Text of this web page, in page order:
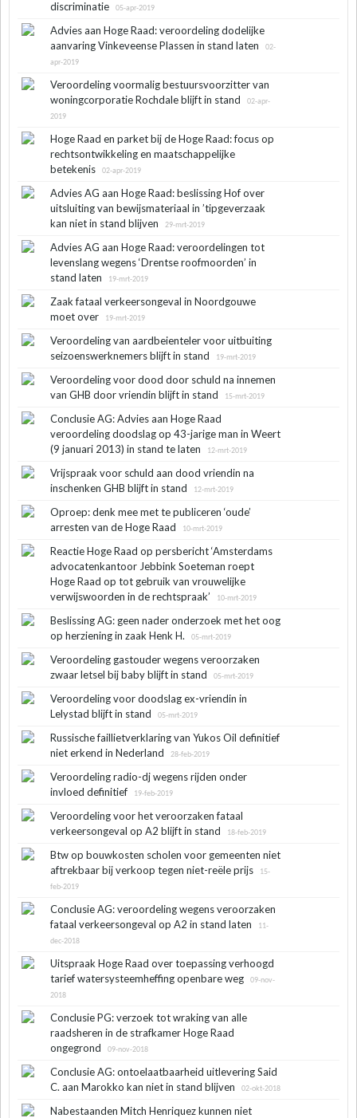
discriminatie 05-apr-2019
Advies aan Hoge Raad: veroordeling dodelijke
aanvaring Vinkeveense Plassen in stand laten
02-
apr-2019
Veroordeling voormalig bestuursvoorzitter van
woningcorporatie Rochdale blijft in stand
02-apr-
2019
Hoge Raad en parket bij de Hoge Raad: focus op
rechtsontwikkeling en maatschappelijke
betekenis
02-apr-2019
Advies AG aan Hoge Raad: beslissing Hof over
uitsluiting van bewijsmateriaal in ’tipgeverzaak
kan niet in stand blijven
29-mrt-2019
Advies AG aan Hoge Raad: veroordelingen tot
levenslang wegens ‘Drentse roofmoorden’ in
stand laten
19-mrt-2019
Zaak fataal verkeersongeval in Noordgouwe
moet over
19-mrt-2019
Veroordeling van aardbeienteler voor uitbuiting
seizoenswerknemers blijft in stand
19-mrt-2019
Veroordeling voor dood door schuld na innemen
van GHB door vriendin blijft in stand
15-mrt-2019
Conclusie AG: Advies aan Hoge Raad
veroordeling doodslag op 43-jarige man in Weert
(9 januari 2013) in stand te laten
12-mrt-2019
Vrijspraak voor schuld aan dood vriendin na
inschenken GHB blijft in stand
12-mrt-2019
Oproep: denk mee met te publiceren ‘oude’
arresten van de Hoge Raad
10-mrt-2019
Reactie Hoge Raad op persbericht ‘Amsterdams
advocatenkantoor Jebbink Soeteman roept
Hoge Raad op tot gebruik van vrouwelijke
verwijswoorden in de rechtspraak’
10-mrt-2019
Beslissing AG: geen nader onderzoek met het oog
op herziening in zaak Henk H.
05-mrt-2019
Veroordeling gastouder wegens veroorzaken
zwaar letsel bij baby blijft in stand
05-mrt-2019
Veroordeling voor doodslag ex-vriendin in
Lelystad blijft in stand
05-mrt-2019
Russische faillietverklaring van Yukos Oil definitief
niet erkend in Nederland
28-feb-2019
Veroordeling radio-dj wegens rijden onder
invloed definitief
19-feb-2019
Veroordeling voor het veroorzaken fataal
verkeersongeval op A2 blijft in stand
18-feb-2019
Btw op bouwkosten scholen voor gemeenten niet
aftrekbaar bij verkoop tegen niet-reële prijs
15-
feb-2019
Conclusie AG: veroordeling wegens veroorzaken
fataal verkeersongeval op A2 in stand laten
11-
dec-2018
Uitspraak Hoge Raad over toepassing verhoogd
tarief watersysteemheffing openbare weg
09-nov-
2018
Conclusie PG: verzoek tot wraking van alle
raadsheren in de strafkamer Hoge Raad
ongegrond
09-nov-2018
Conclusie AG: ontoelaatbaarheid uitlevering Said
C. aan Marokko kan niet in stand blijven
02-okt-2018
Nabestaanden Mitch Henriquez kunnen niet